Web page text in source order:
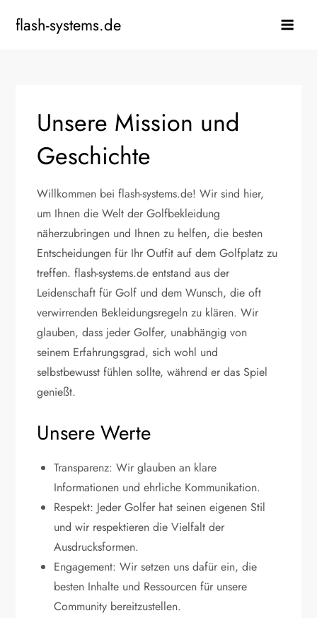
flash-systems.de
Unsere Mission und
Geschichte
Willkommen bei flash-systems.de! Wir sind hier,
um Ihnen die Welt der Golfbekleidung
näherzubringen und Ihnen zu helfen, die besten
Entscheidungen für Ihr Outfit auf dem Golfplatz zu
treffen. flash-systems.de entstand aus der
Leidenschaft für Golf und dem Wunsch, die oft
verwirrenden Bekleidungsregeln zu klären. Wir
glauben, dass jeder Golfer, unabhängig von
seinem Erfahrungsgrad, sich wohl und
selbstbewusst fühlen sollte, während er das Spiel
genießt.
Unsere Werte
Transparenz: Wir glauben an klare
Informationen und ehrliche Kommunikation.
Respekt: Jeder Golfer hat seinen eigenen Stil
und wir respektieren die Vielfalt der
Ausdrucksformen.
Engagement: Wir setzen uns dafür ein, die
besten Inhalte und Ressourcen für unsere
Community bereitzustellen.